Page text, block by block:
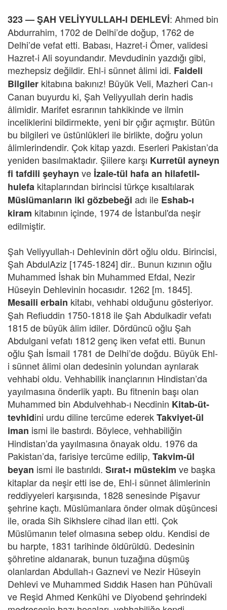
323 —ŞAH VELİYYULLAH-I DEHLEVİ: Ahmed bin
Abdurrahim, 1702 de Delhi’de doğup, 1762 de
Delhi’de vefat etti. Babası, Hazret-i Ömer, validesi
Hazret-i Ali soyundandır. Mevdudinin yazdığı gibi,
mezhepsiz değildir. Ehl-i sünnet âlimi idi. Faideli
Bilgiler kitabına bakınız! Büyük Veli, Mazheri Can-ı
Canan buyurdu ki, Şah Veliyyullah derin hadis
âlimidir. Marifet esrarının tahkikinde ve ilmin
inceliklerini bildirmekte, yeni bir çığır açmıştır. Bütün
bu bilgileri ve üstünlükleri ile birlikte, doğru yolun
âlimlerindendir. Çok kitap yazdı. Eserleri Pakistan’da
yeniden basılmaktadır. Şiilere karşı Kurretül ayneyn
fi tafdili şeyhayn ve İzale-tül hafa an hilafetil-
hulefa kitaplarından birincisi türkçe kısaltılarak
Müslümanların iki gözbebeği adı ile Eshab-ı
kiram kitabının içinde, 1974 de İstanbul'da neşir
edilmiştir.
Şah Veliyyullah-ı Dehlevinin dört oğlu oldu. Birincisi,
Şah AbdulAziz [1745-1824] dir.. Bunun kızının oğlu
Muhammed İshak bin Muhammed Efdal, Nezir
Hüseyin Dehlevinin hocasıdır. 1262 [m. 1845].
Mesaili erbain kitabı, vehhabi olduğunu gösteriyor.
Şah Refiuddin 1750-1818 ile Şah Abdulkadir vefatı
1815 de büyük âlim idiler. Dördüncü oğlu Şah
Abdulgani vefatı 1812 genç iken vefat etti. Bunun
oğlu Şah İsmail 1781 de Delhi’de doğdu. Büyük Ehl-
i sünnet âlimi olan dedesinin yolundan ayrılarak
vehhabi oldu. Vehhabilik inançlarının Hindistan’da
yayılmasına önderlik yaptı. Bu fitnenin başı olan
Muhammed bin Abdulvehhab-ı Necdinin Kitab-üt-
tevhidini urdu diline tercüme ederekTakviyet-ül
iman ismi ile bastırdı. Böylece, vehhabiliğin
Hindistan’da yayılmasına önayak oldu. 1976 da
Pakistan’da, farisiye tercüme edilip, Takvim-ül
beyan ismi ile bastırıldı. Sırat-ı müstekim ve başka
kitaplar da neşir etti ise de, Ehl-i sünnet âlimlerinin
reddiyyeleri karşısında, 1828 senesinde Pişavur
şehrine kaçtı. Müslümanlara önder olmak düşüncesi
ile, orada Sih Sikhslere cihad ilan etti. Çok
Müslümanın telef olmasına sebep oldu. Kendisi de
bu harpte, 1831 tarihinde öldürüldü. Dedesinin
şöhretine aldanarak, bunun tuzağına düşmüş
olanlardan Abdullah-ı Gaznevi ve Nezir Hüseyin
Dehlevi ve Muhammed Sıddık Hasen han Pühüvali
ve Reşid Ahmed Kenkühi ve Diyobend şehrindeki